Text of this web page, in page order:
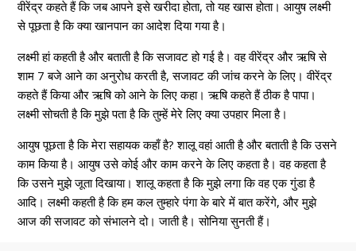
वीरेंद्र कहते हैं कि जब आपने इसे खरीदा होता, तो यह खास होता। आयुष लक्ष्मी
से पूछता है कि क्या खानपान का आदेश दिया गया है।
लक्ष्मी हां कहती है और बताती है कि सजावट हो गई है। वह वीरेंद्र और ऋषि से
शाम 7 बजे आने का अनुरोध करती है, सजावट की जांच करने के लिए। वीरेंद्र
कहते हैं किया और ऋषि को आने के लिए कहा। ऋषि कहते हैं ठीक है पापा।
लक्ष्मी सोचती है कि मुझे पता है कि तुम्हें मेरे लिए क्या उपहार मिला है।
आयुष पूछता है कि मेरा सहायक कहाँ है? शालू वहां आती है और बताती है कि उसने
काम किया है। आयुष उसे कोई और काम करने के लिए कहता है। वह कहता है
कि उसने मुझे जूता दिखाया। शालू कहता है कि मुझे लगा कि वह एक गुंडा है
आदि। लक्ष्मी कहती है कि हम कल तुम्हारे पंगा के बारे में बात करेंगे, और मुझे
आज की सजावट को संभालने दो। जाती है। सोनिया सुनती हैं।